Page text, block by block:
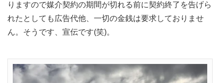
りますので媒介契約の期間が切れる前に契約終了を告げら
れたとしても広告代他、一切の金銭は要求しておりませ
ん。そうです、宣伝です(笑)。